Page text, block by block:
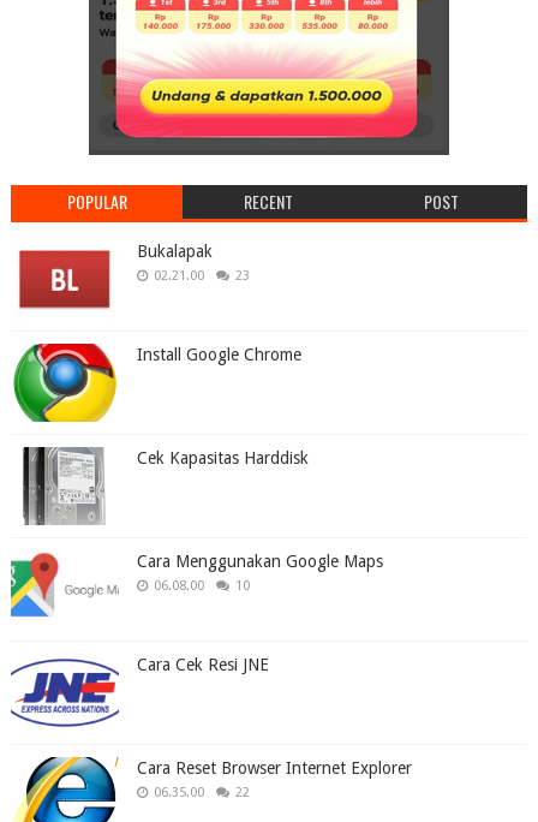
POPULAR RECENT POST
Bukalapak
02.21.00 23
Install Google Chrome
Cek Kapasitas Harddisk
Cara Menggunakan Google Maps
06.08.00 10
Cara Cek Resi JNE
Cara Reset Browser Internet Explorer
06.35.00 22